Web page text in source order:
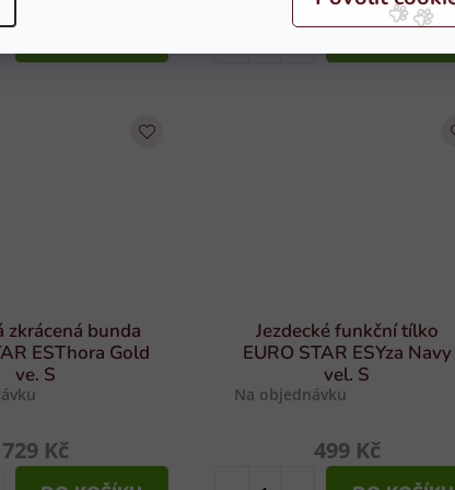
DO KOŠÍKU
zkrácená bunda
ESThora Gold
ve. S
729 Kč
Jezdecké funkční tílko
EURO STAR ESYza Navy
vel. S
Na objednávku
499 Kč